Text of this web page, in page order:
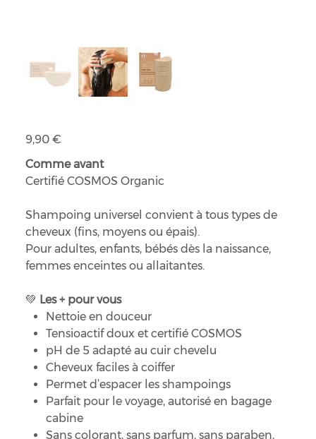
Prix
9,90 €
Comme avant
Certifié COSMOS Organic
Shampoing universel convient à tous types de
cheveux (fins, moyens ou épais).
Pour adultes, enfants, bébés dès la naissance,
femmes enceintes ou allaitantes.
💚 Les + pour vous
Nettoie en douceur
Tensioactif doux et certifié COSMOS
pH de 5 adapté au cuir chevelu
Cheveux faciles à coiffer
Permet d’espacer les shampoings
Parfait pour le voyage, autorisé en bagage
cabine
Sans colorant, sans parfum, sans paraben,